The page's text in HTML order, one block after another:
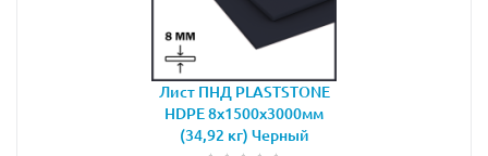
Лист ПНД PLASTSTONE
HDPE 8х1500х3000мм
(34,92 кг) Черный